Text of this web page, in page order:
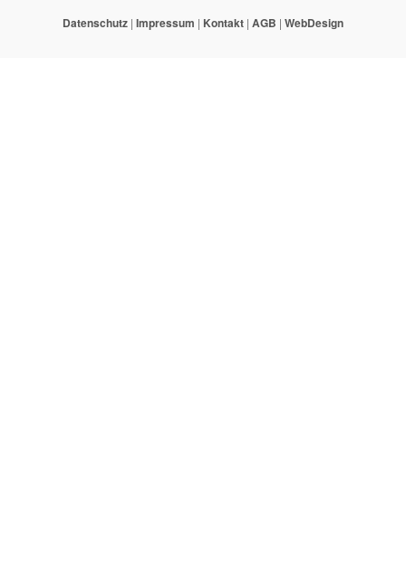
Datenschutz | Impressum | Kontakt | AGB | WebDesign